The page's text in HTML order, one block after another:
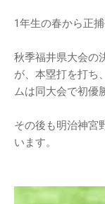
1年生の春から正
秋季福井県大会の
が、本塁打を打ち
ムは同大会で初優
その後も明治神宮
います。